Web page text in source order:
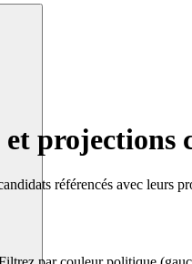
projections
référencés avec leurs